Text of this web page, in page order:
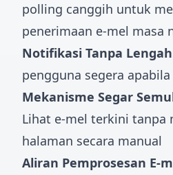
polling canggih untuk
penerimaan e-mel masa
Notifikasi Tanpa Lengah
pengguna segera
Mekanisme Segar
Lihat e-mel terkini tanpa
halaman secara manual
Aliran Pemprosesan E-